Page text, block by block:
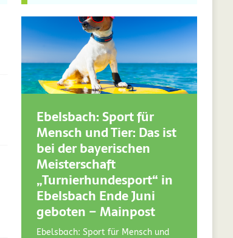
Ebelsbach: Sport für
Mensch und Tier: Das ist
bei der bayerischen
Meisterschaft
„Turnierhundesport“ in
Ebelsbach Ende Juni
geboten – Mainpost
Ebelsbach: Sport für Mensch und